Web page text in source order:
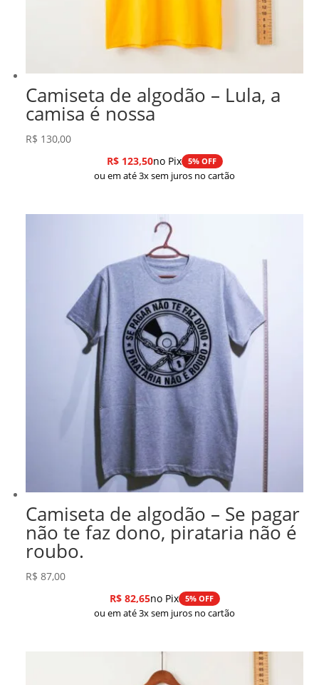
Camiseta de algodão – Lula, a
camisa é nossa
R$ 130,00
R$123,50no Pix 5% OFF
ou em até 3x sem juros no cartão
Camiseta de algodão – Se pagar
não te faz dono, pirataria não é
roubo.
R$ 87,00
R$82,65no Pix 5% OFF
ou em até 3x sem juros no cartão